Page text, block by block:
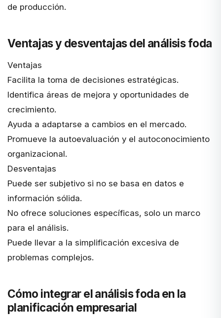
de producción.
Ventajas y desventajas del análisis foda
Ventajas
Facilita la toma de decisiones estratégicas.
Identifica áreas de mejora y oportunidades de
crecimiento.
Ayuda a adaptarse a cambios en el mercado.
Promueve la autoevaluación y el autoconocimiento
organizacional.
Desventajas
Puede ser subjetivo si no se basa en datos e
información sólida.
No ofrece soluciones específicas, solo un marco
para el análisis.
Puede llevar a la simplificación excesiva de
problemas complejos.
Cómo integrar el análisis foda en la
planificación empresarial